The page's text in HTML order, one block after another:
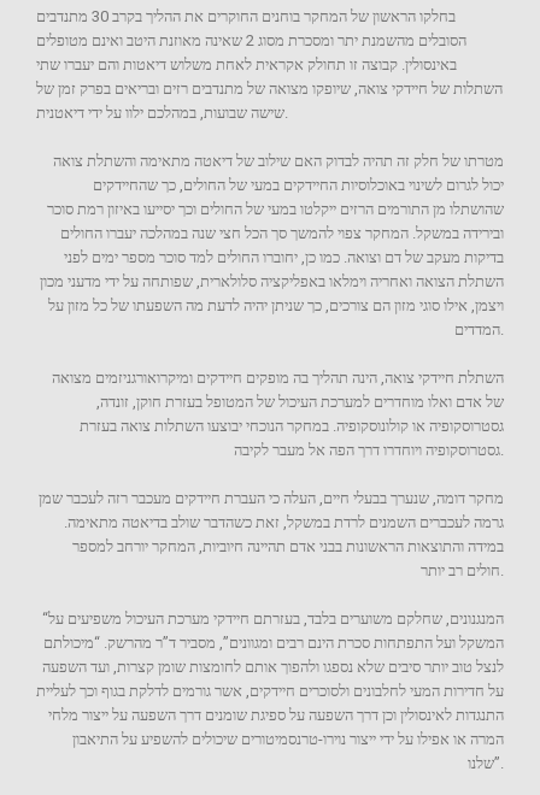
בחלקו הראשון של המחקר בוחנים החוקרים את ההליך בקרב 30 מתנדבים
הסובלים מהשמנת יתר ומסכרת מסוג 2 שאינה מאוזנת היטב ואינם מטופלים
באינסולין. קבוצה זו תחולק אקראית לאחת משלוש דיאטות והם יעברו שתי
השתלות של חיידקי צואה, שיופקו מצואה של מתנדבים רזים ובריאים בפרק זמן של
מטרתו של חלק זה תהיה לבדוק האם שילוב של דיאטה מתאימה והשתלת צואה
יכול לגרום לשינוי באוכלוסיות החיידקים במעי של החולים, כך שהחיידקים
שהושתלו מן התורמים הרזים ייקלטו במעי של החולים וכך יסייעו באיזון רמת סוכר
ובירידה במשקל. המחקר צפוי להמשך סך הכל חצי שנה במהלכה יעברו החולים
בדיקות מעקב של דם וצואה. כמו כן, יחוברו החולים למד סוכר מספר ימים לפני
השתלת הצואה ואחריה וימלאו באפליקציה סלולארית, שפותחה על ידי מדעני מכון
ויצמן, אילו סוגי מזון הם צורכים, כך שניתן יהיה לדעת מה השפעתו של כל מזון על
השתלת חיידקי צואה, הינה תהליך בה מופקים חיידקים ומיקרואורגניזמים מצואה
של אדם ואלו מוחדרים למערכת העיכול של המטופל בעזרת חוקן, זונדה,
גסטרוסקופיה או קולונוסקופיה. במחקר הנוכחי יבוצעו השתלות צואה בעזרת
מחקר דומה, שנערך בבעלי חיים, העלה כי העברת חיידקים מעכבר רזה לעכבר שמן
גרמה לעכברים השמנים לרדת במשקל, זאת כשהדבר שולב בדיאטה מתאימה.
במידה והתוצאות הראשונות בבני אדם תהיינה חיוביות, המחקר יורחב למספר
“המנגנונים, שחלקם משוערים בלבד, בעזרתם חיידקי מערכת העיכול משפיעים על
המשקל ועל התפתחות סכרת הינם רבים ומגוונים”, מסביר ד”ר מהרשק. “מיכולתם
לנצל טוב יותר סיבים שלא נספגו ולהפוך אותם לחומצות שומן קצרות, ועד השפעה
על חדירות המעי לחלבונים ולסוכרים חיידקים, אשר גורמים לדלקת בגוף וכך לעליית
התנגדות לאינסולין וכן דרך השפעה על ספיגת שומנים דרך השפעה על ייצור מלחי
המרה או אפילו על ידי ייצור נוירו-טרנסמיטורים שיכולים להשפיע על התיאבון
שלנו”.